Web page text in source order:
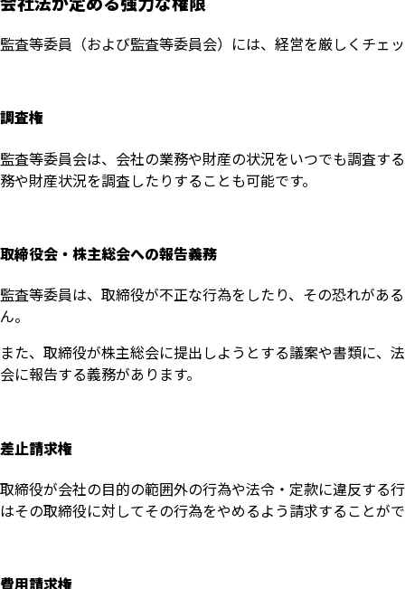
監査等委員（および監査等委員会）には、経営を厳しくチェ
調査権
監査等委員会は、会社の業務や財産の状況をいつでも調査す
務や財産状況を調査したりすることも可能です。
取締役会・株主総会への報告義務
監査等委員は、取締役が不正な行為をしたり、その恐れがあ
ん。
また、取締役が株主総会に提出しようとする議案や書類に
会に報告する義務があります。
差止請求権
取締役が会社の目的の範囲外の行為や法令・定款に違反する
はその取締役に対してその行為をやめるよう請求することが
費用請求権